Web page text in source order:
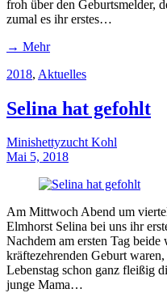
froh über den Geburtsmelder,
zumal es ihr erstes…
→ Mehr
2018, Aktuelles
Selina hat gefohlt
Minishettyzucht Kohl
Mai 5, 2018
Am Mittwoch Abend um
Elmhorst Selina bei uns ihr
Nachdem am ersten Tag
kräftezehrenden Geburt
Lebenstag schon ganz fleißig
junge Mama…